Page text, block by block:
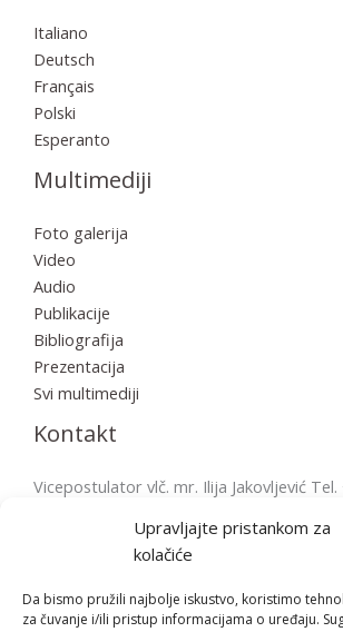
Upravljajte pristankom za
kolačiće
Da bismo pružili najbolje iskustvo, koristimo
za čuvanje i/ili pristup informacijama o uređaju.
Italiano
Deutsch
Français
Polski
Esperanto
Multimediji
Foto galerija
Video
Audio
Publikacije
Bibliografija
Prezentacija
Svi multimediji
Kontakt
Vicepostulator vlč. mr. Ilija Jakovljević Tel.
Fažana Župni trg 4, 52212 Fažana,